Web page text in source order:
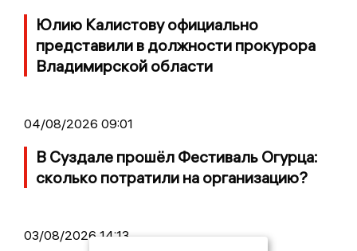
Юлию Калистову официально
представили в должности прокурора
Владимирской области
04/08/2026 09:01
В Суздале прошёл Фестиваль Огурца:
сколько потратили на организацию?
03/08/2026 14:13